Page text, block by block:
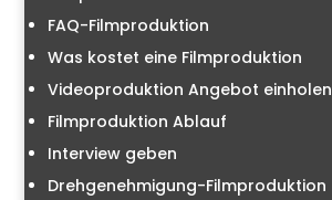
FAQ-Filmproduktion
Was kostet eine Filmproduktion
Videoproduktion Angebot einholen
Filmproduktion Ablauf
Interview geben
Drehgenehmigung-Filmproduktion